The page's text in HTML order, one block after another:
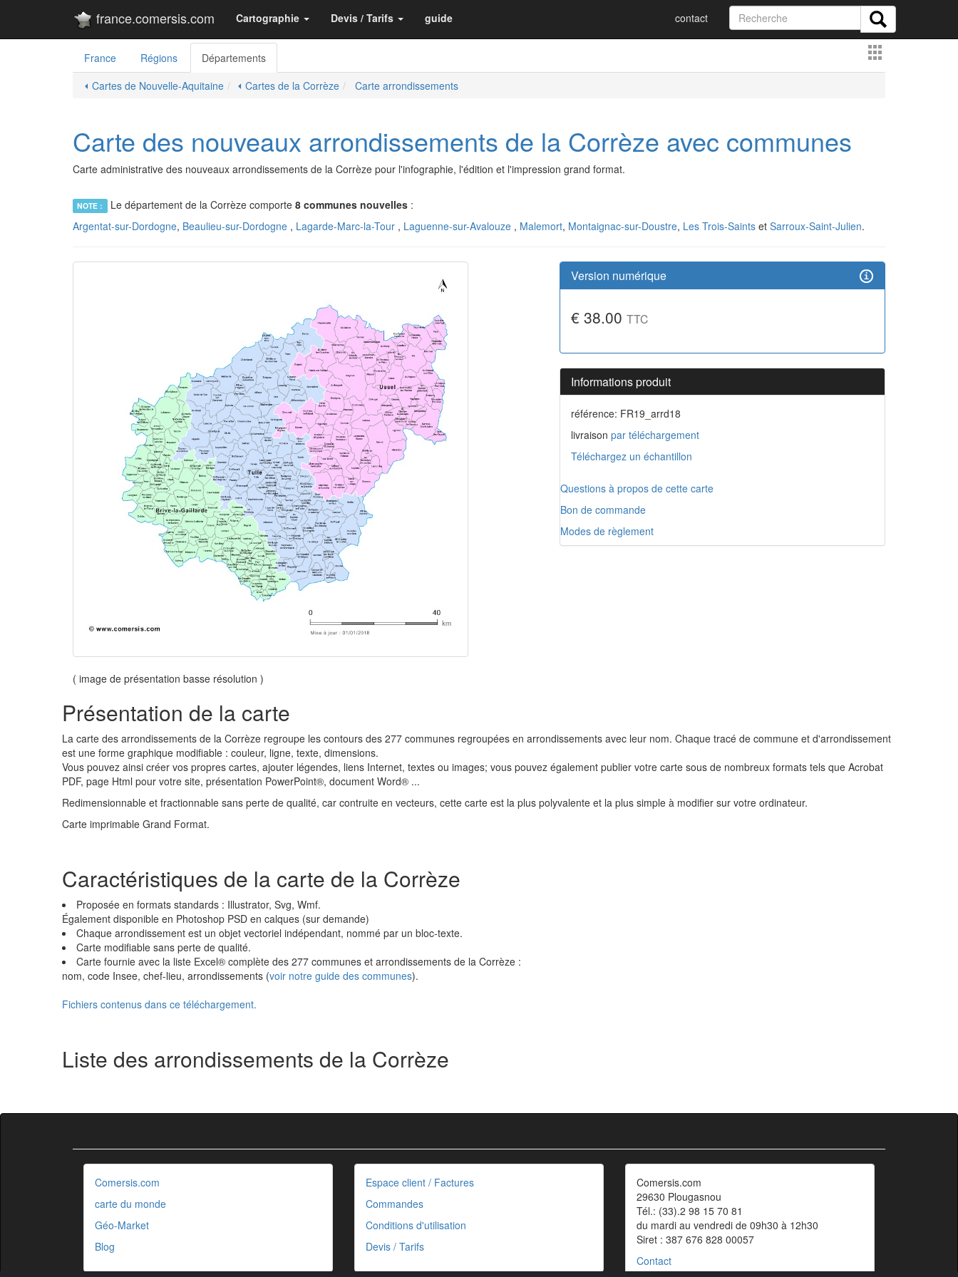
france.comersis.com Cartographie Devis / Tarifs guide contact
France Régions
Départements
⏴ Cartes de Nouvelle-Aquitaine
⏴ Cartes de la Corrèze Carte arrondissements
Carte des nouveaux arrondissements de la Corrèze avec communes
Carte administrative des nouveaux arrondissements de la Corrèze pour l'infographie, l'édition et l'impression grand format.
NOTE : Le département de la Corrèze comporte 8 communes nouvelles :
Argentat-sur-Dordogne, Beaulieu-sur-Dordogne , Lagarde-Marc-la-Tour , Laguenne-sur-Avalouze , Malemort, Montaignac-sur-Doustre, Les Trois-Saints et Sarroux-Saint-Julien.
( image de présentation basse résolution )
Version numérique
€ 38.00 TTC
Informations produit
référence: FR19_arrd18
livraison par téléchargement
Téléchargez un échantillon
Questions à propos de cette carte
Bon de commande
Modes de règlement
Présentation de la carte
La carte des arrondissements de la Corrèze regroupe les contours des 277 communes regroupées en arrondissements avec leur nom. Chaque tracé de commune et d'arrondissement
est une forme graphique modifiable : couleur, ligne, texte, dimensions.
Vous pouvez ainsi créer vos propres cartes, ajouter légendes, liens Internet, textes ou images; vous pouvez également publier votre carte sous de nombreux formats tels que Acrobat
PDF, page Html pour votre site, présentation PowerPoint®, document Word® ...
Redimensionnable et fractionnable sans perte de qualité, car contruite en vecteurs, cette carte est la plus polyvalente et la plus simple à modifier sur votre ordinateur.
Carte imprimable Grand Format.
Caractéristiques de la carte de la Corrèze
Proposée en formats standards : Illustrator, Svg, Wmf.
Également disponible en Photoshop PSD en calques (sur demande)
Chaque arrondissement est un objet vectoriel indépendant, nommé par un bloc-texte.
Carte modifiable sans perte de qualité.
Carte fournie avec la liste Excel® complète des 277 communes et arrondissements de la Corrèze :
nom, code Insee, chef-lieu, arrondissements (voir notre guide des communes).
Fichiers contenus dans ce téléchargement.
Liste des arrondissements de la Corrèze
Comersis.com
carte du monde
Géo-Market
Blog
Espace client / Factures
Commandes
Conditions d'utilisation
Devis / Tarifs
Comersis.com
29630 Plougasnou
Tél.: (33).2 98 15 70 81
du mardi au vendredi de 09h30 à 12h30
Siret : 387 676 828 00057
Contact